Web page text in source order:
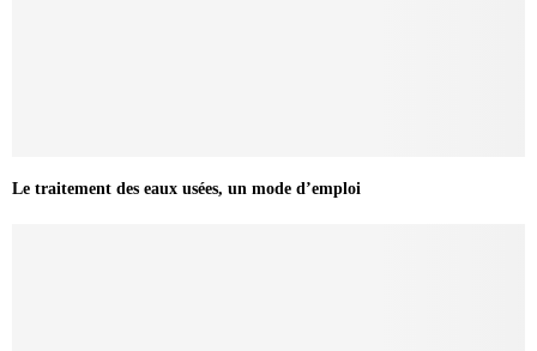
Le traitement des eaux usées, un mode d’emploi